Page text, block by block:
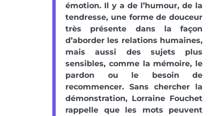
émotion. Il y a de l’humour, de la
tendresse, une forme de douceur
très présente dans la façon
d’aborder les relations humaines,
mais aussi des sujets plus
sensibles, comme la mémoire, le
pardon ou le besoin de
recommencer. Sans chercher la
démonstration, Lorraine Fouchet
rappelle que les mots peuvent